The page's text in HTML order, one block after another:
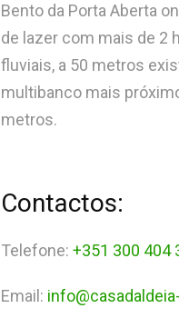
Bento da Porta Aberta
de lazer com mais de 2
fluviais, a 50 metros
multibanco mais
metros.
Contactos:
Telefone: +351 300 404
Email: